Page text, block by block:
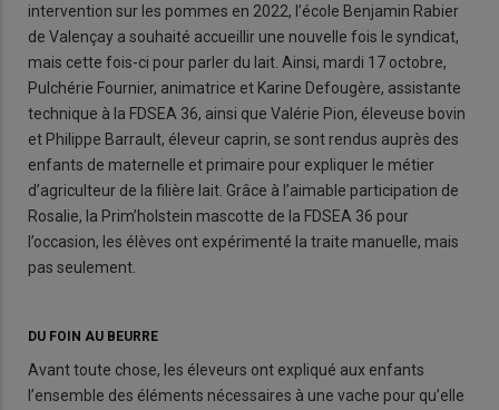
intervention sur les pommes en 2022, l’école Benjamin Rabier
de Valençay a souhaité accueillir une nouvelle fois le syndicat,
mais cette fois-ci pour parler du lait. Ainsi, mardi 17 octobre,
Pulchérie Fournier, animatrice et Karine Defougère, assistante
technique à la FDSEA 36, ainsi que Valérie Pion, éleveuse bovin
et Philippe Barrault, éleveur caprin, se sont rendus auprès des
enfants de maternelle et primaire pour expliquer le métier
d’agriculteur de la filière lait. Grâce à l’aimable participation de
Rosalie, la Prim’holstein mascotte de la FDSEA 36 pour
l’occasion, les élèves ont expérimenté la traite manuelle, mais
pas seulement.
DU FOIN AU BEURRE
Avant toute chose, les éleveurs ont expliqué aux enfants
l’ensemble des éléments nécessaires à une vache pour qu’elle